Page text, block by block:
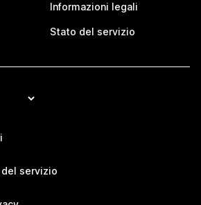
Informazioni legali
Stato del servizio
servizio